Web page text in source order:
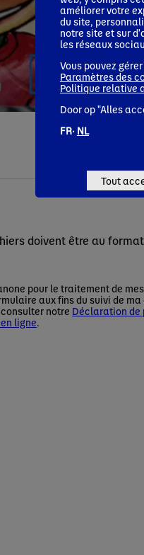
doivent être au format
pour le traitement de
aux fins du suivi de
notre Déclaration de
ligne.
améliorer votre
du site,
notre site et sur
les réseaux
Vous pouvez
Paramètres des
Politique relative
Door op "Alles
FR· NL
Tout